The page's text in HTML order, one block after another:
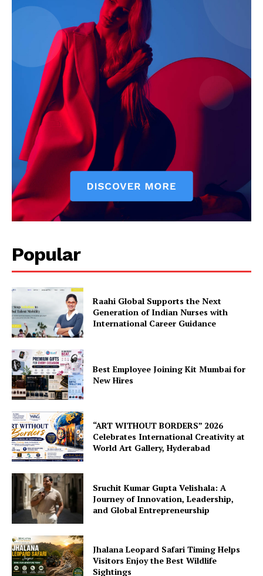
Popular
Raahi Global Supports the Next
Generation of Indian Nurses with
International Career Guidance
Best Employee Joining Kit Mumbai for
New Hires
“ART WITHOUT BORDERS” 2026
Celebrates International Creativity at
World Art Gallery, Hyderabad
Sruchit Kumar Gupta Velishala: A
Journey of Innovation, Leadership,
and Global Entrepreneurship
Jhalana Leopard Safari Timing Helps
Visitors Enjoy the Best Wildlife
Sightings